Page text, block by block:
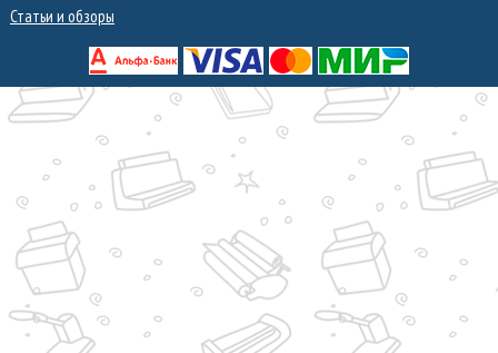
Статьи и обзоры